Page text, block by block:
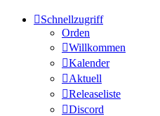
Schnellzugriff
Orden
Willkommen
Kalender
Aktuell
Releaseliste
Discord